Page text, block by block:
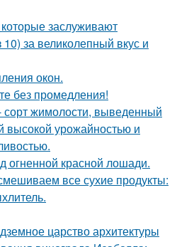
заслуживают
за великолепный вкус и
окон.
без промедления!
сорт жимолости, выведенный
высокой урожайностью и
огненной красной лошади.
все сухие продукты:
царство архитектуры